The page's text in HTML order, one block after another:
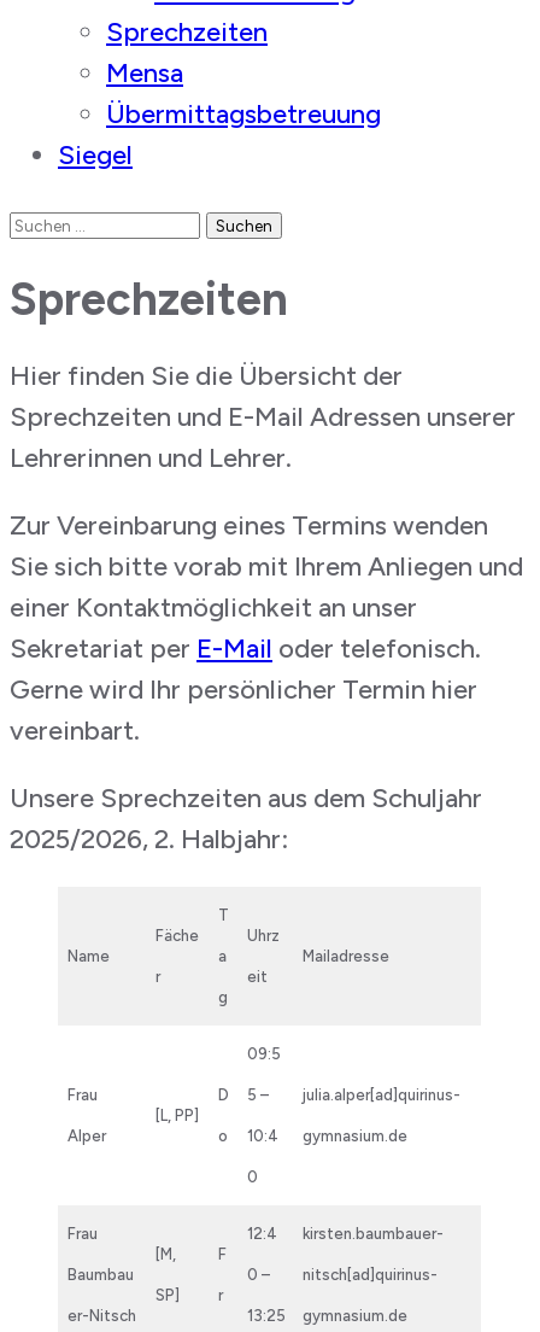
Sprechzeiten
Mensa
Übermittagsbetreuung
Siegel
Suchen
Sprechzeiten
Hier finden Sie die Übersicht der
Sprechzeiten und E-Mail Adressen unserer
Lehrerinnen und Lehrer.
Zur Vereinbarung eines Termins wenden
Sie sich bitte vorab mit Ihrem Anliegen und
einer Kontaktmöglichkeit an unser
Sekretariat per E-Mail oder telefonisch.
Gerne wird Ihr persönlicher Termin hier
vereinbart.
Unsere Sprechzeiten aus dem Schuljahr
2025/2026, 2. Halbjahr:
Name
Fäche
r
T
a
g
Uhrz
eit
Mailadresse
Frau
Alper
[L, PP]
D
o
09:5
5 –
10:4
0
julia.alper[ad]quirinus-
gymnasium.de
Frau
Baumbau
er-Nitsch
[M,
SP]
F
r
12:4
0 –
13:25
kirsten.baumbauer-
nitsch[ad]quirinus-
gymnasium.de